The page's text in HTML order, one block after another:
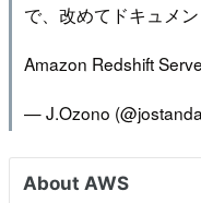
で、改めてドキュメ
Amazon Redshift
— J.Ozono